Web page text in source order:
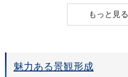
もっと見る
魅力ある景観形成